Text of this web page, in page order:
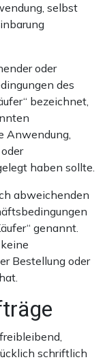
selbst
oder
des
bezeichnet,
Anwendung,
haben sollte.
abweichenden
genannt.
Bestellung oder
schriftlich